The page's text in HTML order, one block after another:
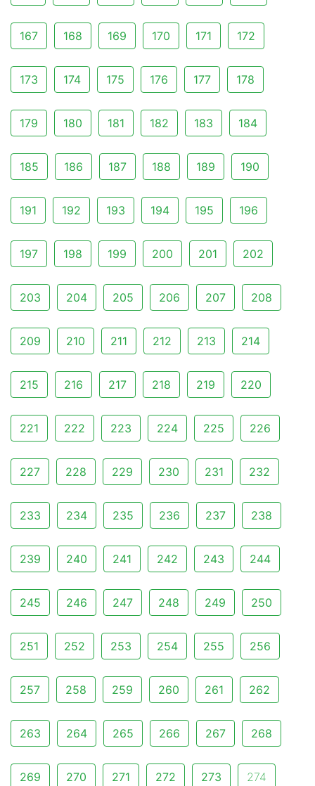
167 168 169 170 171 172
173 174 175 176 177 178
179 180 181 182 183 184
185 186 187 188 189 190
191 192 193 194 195 196
197 198 199 200 201 202
203 204 205 206 207 208
209 210 211 212 213 214
215 216 217 218 219 220
221 222 223 224 225 226
227 228 229 230 231 232
233 234 235 236 237 238
239 240 241 242 243 244
245 246 247 248 249 250
251 252 253 254 255 256
257 258 259 260 261 262
263 264 265 266 267 268
269 270 271 272 273 274